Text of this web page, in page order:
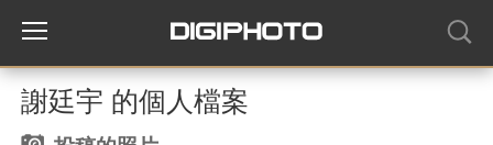
謝廷宇 的個人檔案